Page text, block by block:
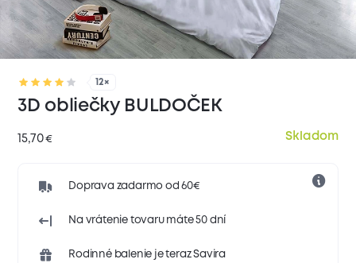
12×
3D obliečky BULDOČEK
15,70€ Skladom
Doprava zadarmo od 60€
Na vrátenie tovaru máte 50 dní
Rodinné balenie je teraz Savira